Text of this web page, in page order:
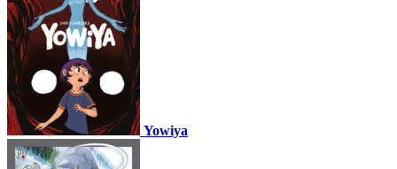
Yowiya